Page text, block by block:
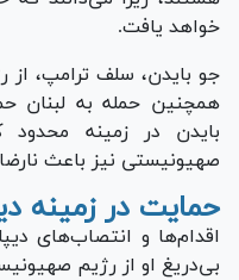
خواهد یافت.
جو بایدن، سلف ترامپ،
همچنین حمله به لبنان
بایدن در زمینه
صهیونیستی نیز باعث
حمایت در زمینه
اقدام‌ها و انتصاب‌های
بی‌دریغ او از رژیم